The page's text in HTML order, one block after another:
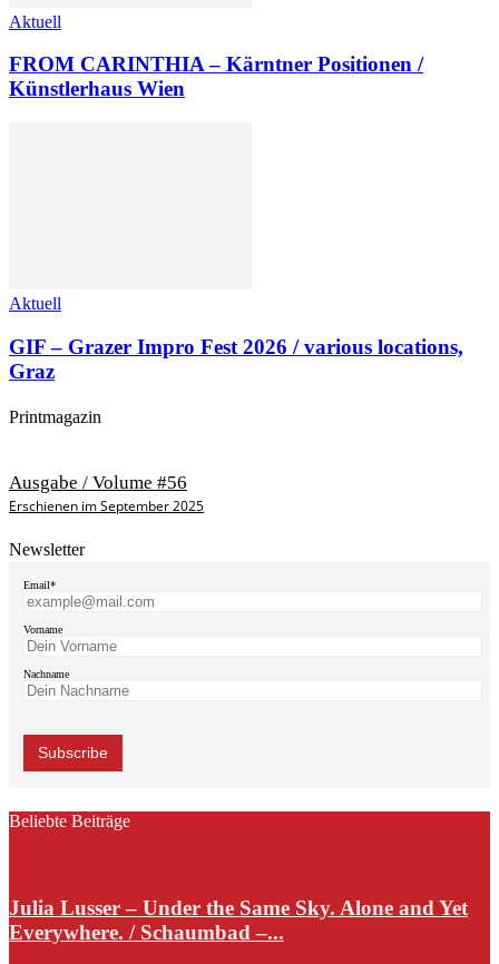
Aktuell
FROM CARINTHIA – Kärntner Positionen /
Künstlerhaus Wien
Aktuell
GIF – Grazer Impro Fest 2026 / various locations,
Graz
Printmagazin
Ausgabe / Volume #56
Erschienen im September 2025
Newsletter
Email*
Vorname
Nachname
Beliebte Beiträge
Julia Lusser – Under the Same Sky. Alone and Yet
Everywhere. / Schaumbad –...